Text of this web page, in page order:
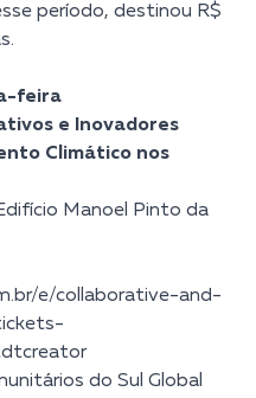
período, destinou R$
feira
e Inovadores
Climático nos
Manoel Pinto da
e/collaborative-and-
do Sul Global